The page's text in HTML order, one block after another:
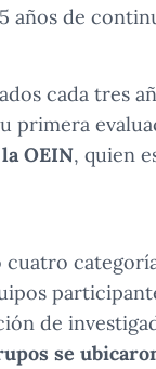
años de
cada tres
primera
OEIN, quien
de
se